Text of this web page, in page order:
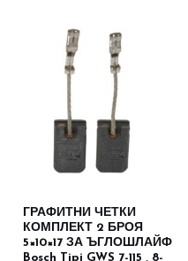
ГРАФИТНИ ЧЕТКИ
КОМПЛЕКТ 2 БРОЯ
5×10×17 ЗА ЪГЛОШЛАЙФ
Bosch Tipi GWS 7-115 , 8-